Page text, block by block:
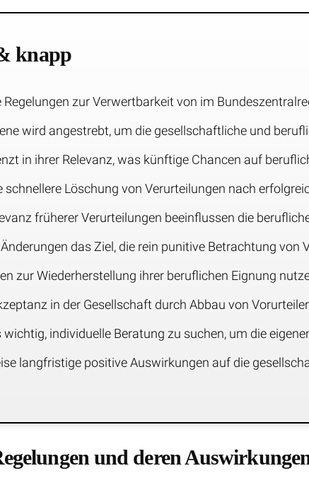
knapp
zur Verwertbarkeit von im
wird angestrebt, um die gesellschaftliche und
in ihrer Relevanz, was künftige Chancen auf
schnellere Löschung von Verurteilungen nach
früherer Verurteilungen beeinflussen die
das Ziel, die rein punitive Betrachtung von
zur Wiederherstellung ihrer beruflichen Eignung
in der Gesellschaft durch Abbau von
individuelle Beratung zu suchen, um die
langfristige positive Auswirkungen auf die
und deren